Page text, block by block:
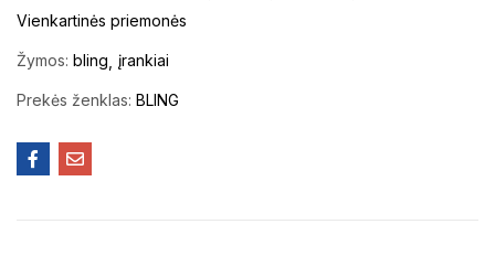
Vienkartinės priemonės
Žymos: bling įrankiai
Prekės ženklas: BLING